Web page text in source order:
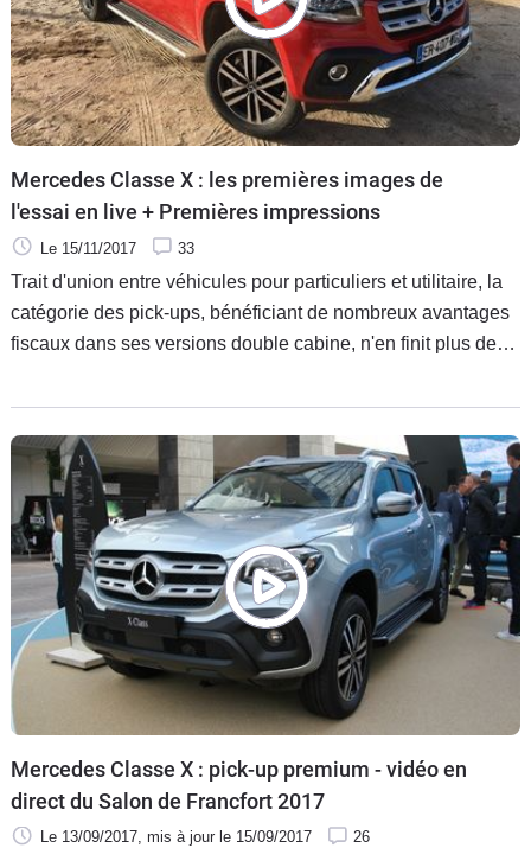
Mercedes Classe X : les premières images de
l'essai en live + Premières impressions
Le 15/11/2017 33
Trait d'union entre véhicules pour particuliers et utilitaire, la
catégorie des pick-ups, bénéficiant de nombreux avantages
fiscaux dans ses versions double cabine, n'en finit plus de
semblent opportunistes mais d'autres ont plus de légitimité,
comme par exemple Mercedes et son Classe X, dont vous
pouvez découvrir ci-dessous les premières images en live
de Corse.
Mercedes Classe X : pick-up premium - vidéo en
direct du Salon de Francfort 2017
Le 13/09/2017, mis à jour le 15/09/2017 26